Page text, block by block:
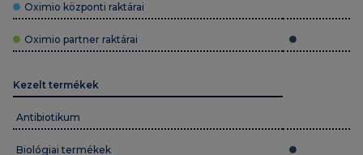
Oximio központi raktárai
Oximio partner raktárai
Kezelt termékek
Antibiotikum
Biológiai termékek